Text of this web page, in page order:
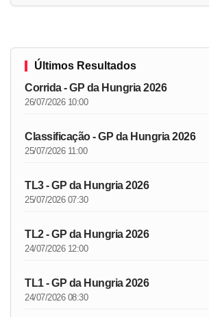
Últimos Resultados
Corrida - GP da Hungria 2026
26/07/2026 10:00
Classificação - GP da Hungria 2026
25/07/2026 11:00
TL3 - GP da Hungria 2026
25/07/2026 07:30
TL2 - GP da Hungria 2026
24/07/2026 12:00
TL1 - GP da Hungria 2026
24/07/2026 08:30